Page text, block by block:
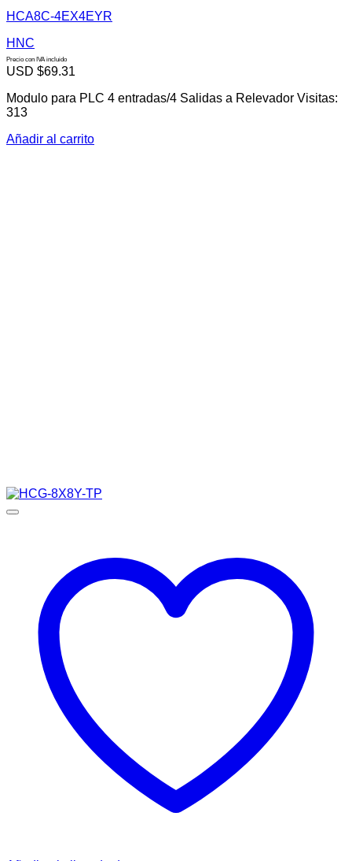
HCA8C-4EX4EYR
HNC
Precio con IVA incluido
USD $69.31
Modulo para PLC 4 entradas/4 Salidas a Relevador Visitas:
313
Añadir al carrito